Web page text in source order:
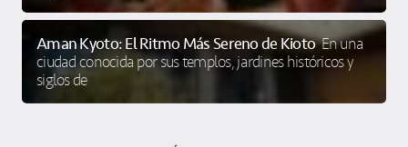
Aman Kyoto: El Ritmo Más Sereno de Kioto En una
ciudad conocida por sus templos, jardines históricos y
siglos de